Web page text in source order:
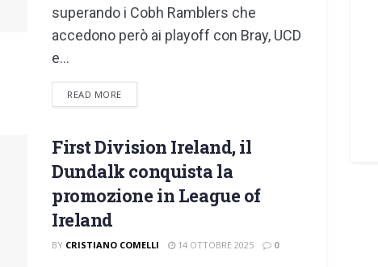
superando i Cobh Ramblers che
accedono però ai playoff con Bray, UCD
e...
READ MOREDETAILS
First Division Ireland, il
Dundalk conquista la
promozione in League of
Ireland
BY CRISTIANO COMELLI 14 OTTOBRE 2025 0